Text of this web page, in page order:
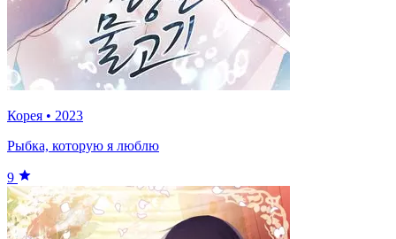
Корея • 2023
Рыбка, которую я люблю
9